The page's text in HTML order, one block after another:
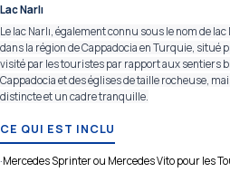
Lac Narlı
Le lac Narlı, également connu sous le nom de
dans la région de Cappadocia en Turquie, situé
visité par les touristes par rapport aux sentiers
Cappadocia et des églises de taille rocheuse,
distincte et un cadre tranquille.
CE QUI EST INCLU
·Mercedes Sprinter ou Mercedes Vito pour les